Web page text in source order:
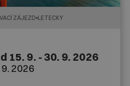
ZÁJEZD LETECKY
15. 9. - 30. 9. 2026
2026